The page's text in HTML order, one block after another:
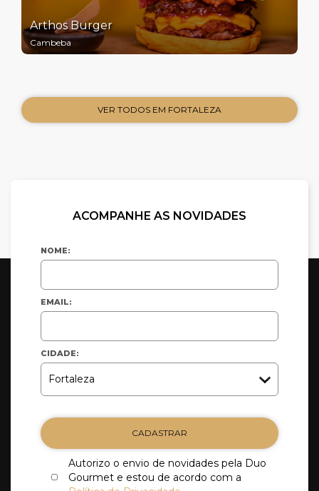
Arthos Burger
Cambeba
VER TODOS EM FORTALEZA
ACOMPANHE AS NOVIDADES
NOME:
EMAIL:
CIDADE:
CADASTRAR
Autorizo o envio de novidades pela Duo
Gourmet e estou de acordo com a